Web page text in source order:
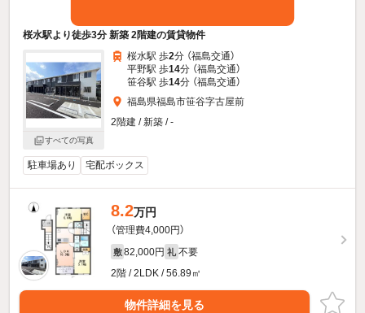
桜水駅より徒歩3分 新築 2階建の賃貸物件
すべての写真
桜水駅 歩2分 （福島交通）
平野駅 歩14分 （福島交通）
笹谷駅 歩14分 （福島交通）
福島県福島市笹谷字古屋前
2階建 / 新築 / -
駐車場あり 宅配ボックス
8.2万円
（管理費4,000円）
敷 82,000円 礼 不要
2階 / 2LDK / 56.89㎡
物件詳細を見る